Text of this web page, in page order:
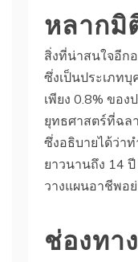
หลากมิ
สิ่งที่น่าสนใจอีกอ
ซึ่งเป็นประเภท
เพียง 0.8% ของ
ยุทธศาสตร์ที่ฉล
ซึ่งอธิบายได้ว่าท
ยาวนานถึง 14
วางแผนอาชีพอ
ช่องทา